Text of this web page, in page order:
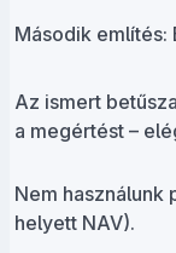
Második említés:
Az ismert
a megértést –
Nem használunk
helyett NAV).